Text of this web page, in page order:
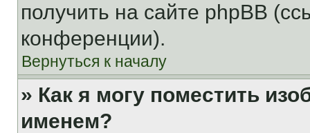
получить на сайте phpBB
конференции).
Вернуться к началу
» Как я могу поместить
именем?